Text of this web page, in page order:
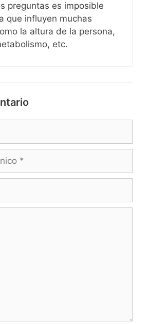
preguntas es imposible
que influyen muchas
la altura de la persona,
etc.